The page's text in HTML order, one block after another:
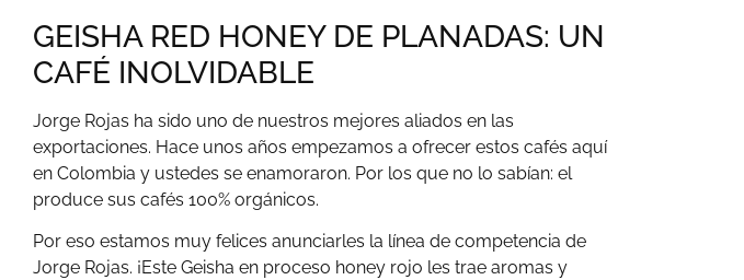
GEISHA RED HONEY DE PLANADAS: UN
CAFÉ INOLVIDABLE
Jorge Rojas ha sido uno de nuestros mejores aliados en las
exportaciones. Hace unos años empezamos a ofrecer estos cafés aquí
en Colombia y ustedes se enamoraron. Por los que no lo sabían: el
produce sus cafés 100% orgánicos.
Por eso estamos muy felices anunciarles la línea de competencia de
Jorge Rojas. ¡Este Geisha en proceso honey rojo les trae aromas y